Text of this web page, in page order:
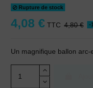
Rupture de stock
4,08 € TTC 4,80 € -
Un magnifique ballon arc-